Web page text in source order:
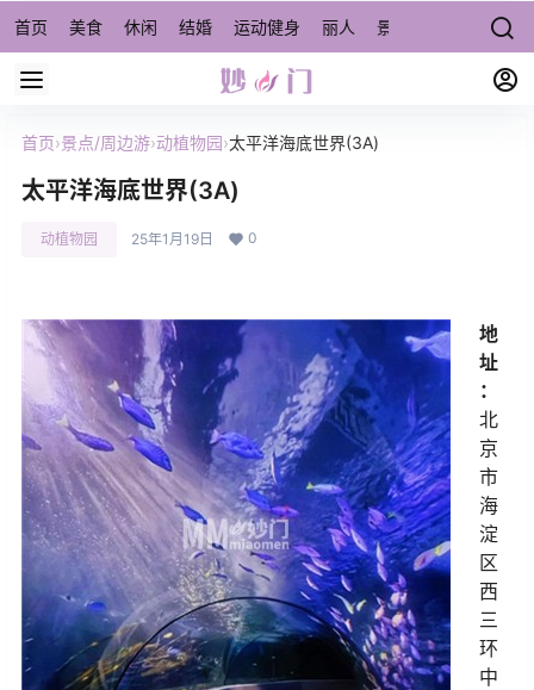
首页 美食 休闲 结婚 运动健身 丽人 景点/周边游 宠物
首页›景点/周边游›动植物园›太平洋海底世界(3A)
太平洋海底世界(3A)
动植物园 25年1月19日 0
地
址
：
北
京
市
海
淀
区
西
三
环
中